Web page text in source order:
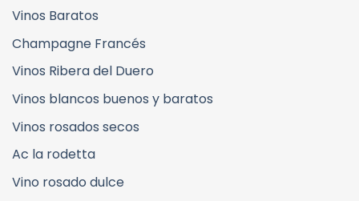
Vinos Baratos
Champagne Francés
Vinos Ribera del Duero
Vinos blancos buenos y baratos
Vinos rosados secos
Ac la rodetta
Vino rosado dulce